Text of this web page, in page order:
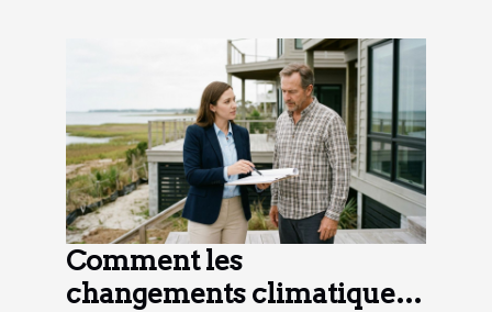
Comment les
changements climatiques